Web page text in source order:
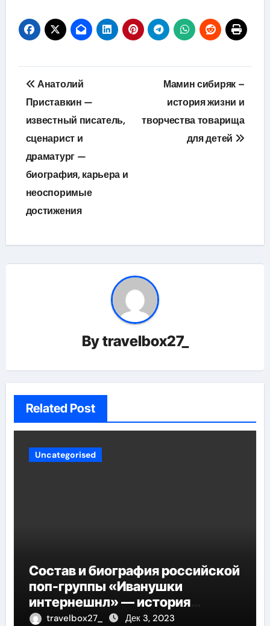
Навигация
по
записям
Анатолий
Приставкин —
известный писатель,
сценарист и
драматург —
биография, карьера и
неоспоримые
достижения
Мамин сибиряк –
история жизни и
творчества товарища
для детей
Bytravelbox27_
Related Post
Uncategorised
Состав и биография российской
поп-группы «Иванушки
интернешнл» — история
успеха, музыка и судьбы
travelbox27_ Дек 3, 2023